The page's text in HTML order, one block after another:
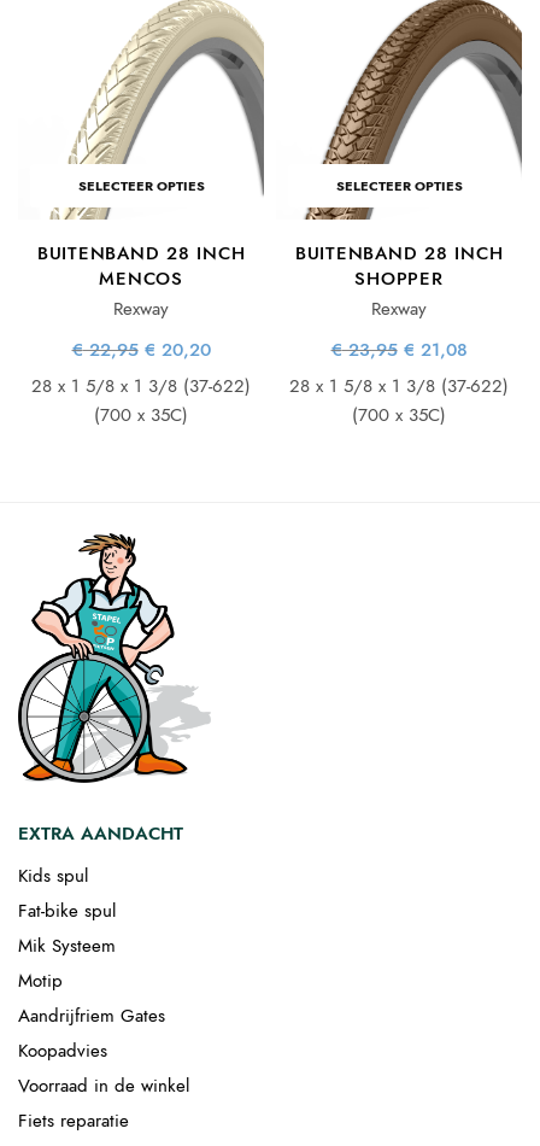
SELECTEER OPTIES
BUITENBAND 28 INCH
MENCOS
Rexway
€22,95 Oorspronkelijke
prijs was:
€ 22,95.
€ 20,20
€ 20,20.
28 x 1 5/8 x 1 3/8 (37-622)
(700 x 35C)
SELECTEER OPTIES
BUITENBAND 28 INCH
SHOPPER
Rexway
€23,95 Oorspronkelijke
prijs was:
€ 23,95.
€ 21,08
€ 21,08.
28 x 1 5/8 x 1 3/8 (37-622)
(700 x 35C)
EXTRA AANDACHT
Kids spul
Fat-bike spul
Mik Systeem
Motip
Aandrijfriem Gates
Koopadvies
Voorraad in de winkel
Fiets reparatie